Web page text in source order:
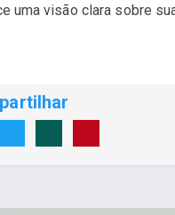
uma visão clara sobre